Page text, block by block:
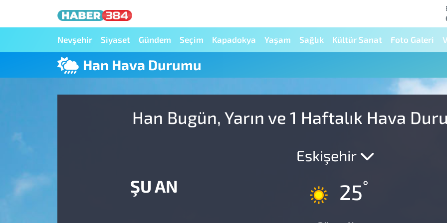
Nevşehir Siyaset Gündem Seçim Kapadokya Yaşam Sağlık Kültür Sanat Foto Galeri
Han Hava Durumu
Han Bugün, Yarın ve 1 Haftalık Hava
ŞU AN
Eskişehir
25°
Nöbetçi Eczaneler
Hava Durumu
Süper Lig Puan Durumu ve Fikstür
Haber Arşivi